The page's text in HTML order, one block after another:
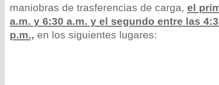
maniobras de trasferencias de carga, el
a.m. y 6:30 a.m. y el segundo entre las
p.m., en los siguientes lugares: